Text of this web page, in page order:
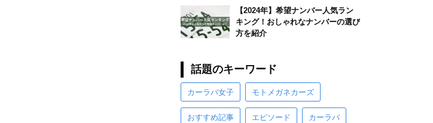
【2024年】希望ナンバー人気ラン
キング！おしゃれなナンバーの選び
方を紹介
話題のキーワード
カーラバ女子 モトメガネカーズ
おすすめ記事 エピソード カーラバ